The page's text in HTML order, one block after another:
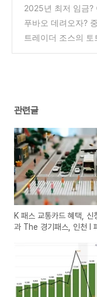
T와 LG U+, 턱걸이
2025년 최저 임금?
임금 1만 원대 가능
푸바오 데려오자?
이기심은 제발 버리
트레이더 조스의 토
관련글
K 패스 교통카드 혜택, 신
과 The 경기패스, 인천 I